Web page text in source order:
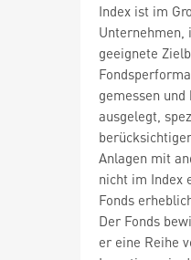
Index ist im
Unternehmen,
geeignete
gemessen
ausgelegt,
Anlagen mit
nicht im Index
Fonds
Der Fonds
er eine Reihe